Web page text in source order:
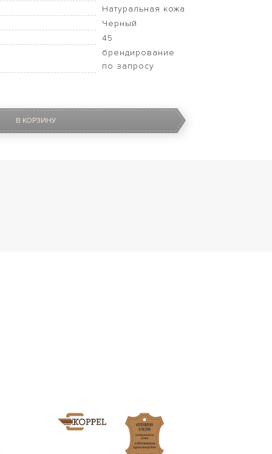
Натуральная кожа
Черный
45
брендирование
по запросу
В КОРЗИНУ